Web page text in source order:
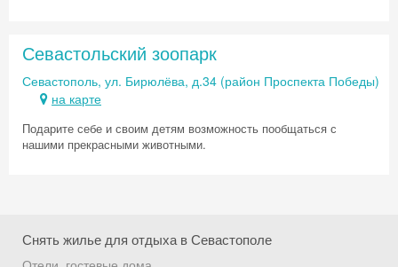
Севастольский зоопарк
Севастополь, ул. Бирюлёва, д.34 (район Проспекта Победы)
на карте
Подарите себе и своим детям возможность пообщаться с
нашими прекрасными животными.
Снять жилье для отдыха в Севастополе
Скидка −5%
Хочешь дешевле? Оставь почту и получи
промокод на первое бронирование!